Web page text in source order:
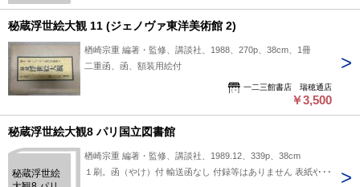
秘蔵浮世絵大観 11 (ジェノヴァ東洋美術館 2)
楢崎宗重 編著・監修、講談社、1988、270p、38cm、1冊
二重函、函、額装用絵付
一二三館書店 瑞穂通店
￥3,500
秘蔵浮世絵大観8 パリ国立図書館
秘蔵浮世絵
楢崎宗重 編著・監修、講談社、1989.12、339p、38cm
１刷。函（やけ）付 輸送函なし 付録等はありません 表紙やけ